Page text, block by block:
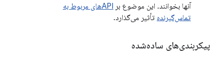
آنها بخوانند. این موضوع بر
APIهای مربوط به
تماس‌گیرنده تأثیر می‌گذارد.
پیکربندی‌های ساده‌شده